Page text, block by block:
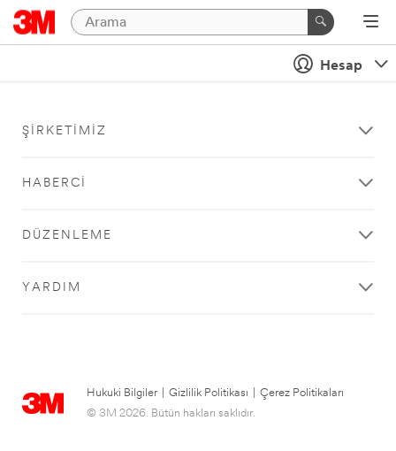
Hesap
ŞIRKETIMIZ
HABERCI
DÜZENLEME
YARDIM
Hukuki Bilgiler Gizlilik Politikası
Çerez Politikaları
© 3M 2026. Bütün hakları saklıdır.